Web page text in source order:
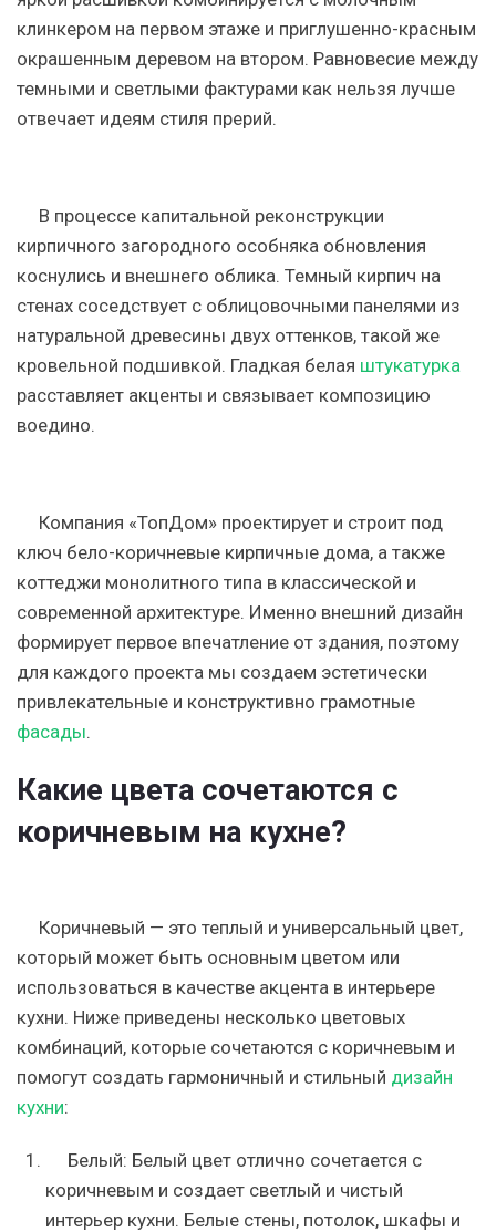
клинкером на первом этаже и приглушенно-красным
окрашенным деревом на втором. Равновесие между
темными и светлыми фактурами как нельзя лучше
отвечает идеям стиля прерий.
В процессе капитальной реконструкции
кирпичного загородного особняка обновления
коснулись и внешнего облика. Темный кирпич на
стенах соседствует с облицовочными панелями из
натуральной древесины двух оттенков, такой же
кровельной подшивкой. Гладкая белая штукатурка
расставляет акценты и связывает композицию
воедино.
Компания «ТопДом» проектирует и строит под
ключ бело-коричневые кирпичные дома, а также
коттеджи монолитного типа в классической и
современной архитектуре. Именно внешний дизайн
формирует первое впечатление от здания, поэтому
для каждого проекта мы создаем эстетически
привлекательные и конструктивно грамотные
фасады.
Какие цвета сочетаются с
коричневым на кухне?
Коричневый — это теплый и универсальный цвет,
который может быть основным цветом или
использоваться в качестве акцента в интерьере
кухни. Ниже приведены несколько цветовых
комбинаций, которые сочетаются с коричневым и
помогут создать гармоничный и стильный дизайн
кухни:
Белый: Белый цвет отлично сочетается с
коричневым и создает светлый и чистый
интерьер кухни. Белые стены, потолок, шкафы и